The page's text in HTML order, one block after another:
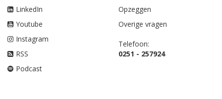
LinkedIn
Youtube
Instagram
RSS
Podcast
Opzeggen
Overige vragen
Telefoon:
0251 - 257924